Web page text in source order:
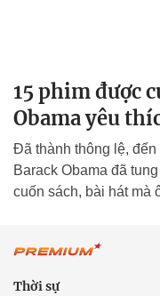
15 phim được
Obama yêu
Đã thành thông lệ,
Barack Obama đã
cuốn sách, bài hát mà
Thời sự